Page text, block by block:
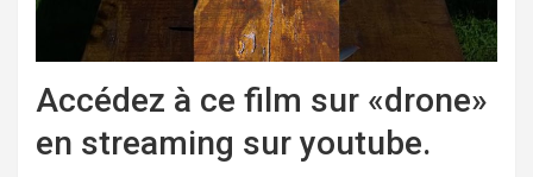
Accédez à ce film sur «drone»
en streaming sur youtube.